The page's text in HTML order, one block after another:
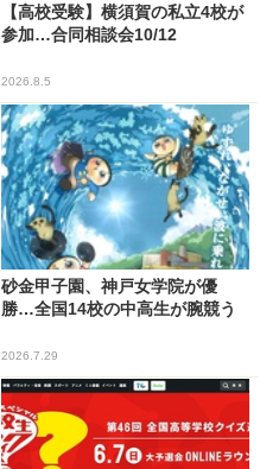
【高校受験】横須賀の私立4校が
参加…合同相談会10/12
2026.8.5
砂金甲子園、神戸女学院が優
勝…全国14校の中高生が腕競う
2026.7.29